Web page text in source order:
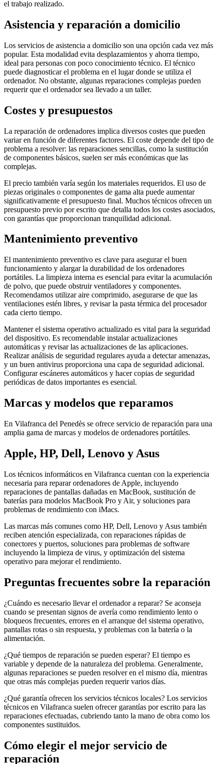
el trabajo realizado.
Asistencia y reparación a domicilio
Los servicios de asistencia a domicilio son una opción cada vez más
popular. Esta modalidad evita desplazamientos y ahorra tiempo,
ideal para personas con poco conocimiento técnico. El técnico
puede diagnosticar el problema en el lugar donde se utiliza el
ordenador. No obstante, algunas reparaciones complejas pueden
requerir que el ordenador sea llevado a un taller.
Costes y presupuestos
La reparación de ordenadores implica diversos costes que pueden
variar en función de diferentes factores. El coste depende del tipo de
problema a resolver: las reparaciones sencillas, como la sustitución
de componentes básicos, suelen ser más económicas que las
complejas.
El precio también varía según los materiales requeridos. El uso de
piezas originales o componentes de gama alta puede aumentar
significativamente el presupuesto final. Muchos técnicos ofrecen un
presupuesto previo por escrito que detalla todos los costes asociados,
con garantías que proporcionan tranquilidad adicional.
Mantenimiento preventivo
El mantenimiento preventivo es clave para asegurar el buen
funcionamiento y alargar la durabilidad de los ordenadores
portátiles. La limpieza interna es esencial para evitar la acumulación
de polvo, que puede obstruir ventiladores y componentes.
Recomendamos utilizar aire comprimido, asegurarse de que las
ventilaciones estén libres, y revisar la pasta térmica del procesador
cada cierto tiempo.
Mantener el sistema operativo actualizado es vital para la seguridad
del dispositivo. Es recomendable instalar actualizaciones
automáticas y revisar las actualizaciones de las aplicaciones.
Realizar análisis de seguridad regulares ayuda a detectar amenazas,
y un buen antivirus proporciona una capa de seguridad adicional.
Configurar escáneres automáticos y hacer copias de seguridad
periódicas de datos importantes es esencial.
Marcas y modelos que reparamos
En Vilafranca del Penedès se ofrece servicio de reparación para una
amplia gama de marcas y modelos de ordenadores portátiles.
Apple, HP, Dell, Lenovo y Asus
Los técnicos informáticos en Vilafranca cuentan con la experiencia
necesaria para reparar ordenadores de Apple, incluyendo
reparaciones de pantallas dañadas en MacBook, sustitución de
baterías para modelos MacBook Pro y Air, y soluciones para
problemas de rendimiento con iMacs.
Las marcas más comunes como HP, Dell, Lenovo y Asus también
reciben atención especializada, con reparaciones rápidas de
conectores y puertos, soluciones para problemas de software
incluyendo la limpieza de virus, y optimización del sistema
operativo para mejorar el rendimiento.
Preguntas frecuentes sobre la reparación
¿Cuándo es necesario llevar el ordenador a reparar? Se aconseja
cuando se presentan signos de avería como rendimiento lento o
bloqueos frecuentes, errores en el arranque del sistema operativo,
pantallas rotas o sin respuesta, y problemas con la batería o la
alimentación.
¿Qué tiempos de reparación se pueden esperar? El tiempo es
variable y depende de la naturaleza del problema. Generalmente,
algunas reparaciones se pueden resolver en el mismo día, mientras
que otras más complejas pueden requerir varios días.
¿Qué garantía ofrecen los servicios técnicos locales? Los servicios
técnicos en Vilafranca suelen ofrecer garantías por escrito para las
reparaciones efectuadas, cubriendo tanto la mano de obra como los
componentes sustituidos.
Cómo elegir el mejor servicio de
reparación